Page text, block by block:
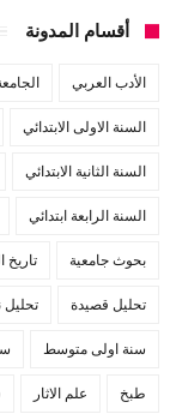
أقسام المدونة
الأدب العربي
السنة الاولى الابتدائي
السنة الثانية الابتدائي
السنة الرابعة ابتدائي
بحوث جامعية تاريخ
تحليل قصيدة
سنة اولى متوسط
طبخ علم الاثار